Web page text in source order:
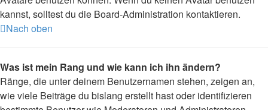
kannst, solltest du die Board-Administration kontaktieren.
Nach oben
Was ist mein Rang und wie kann ich ihn ändern?
Ränge, die unter deinem Benutzernamen stehen, zeigen an,
wie viele Beiträge du bislang erstellt hast oder identifizieren